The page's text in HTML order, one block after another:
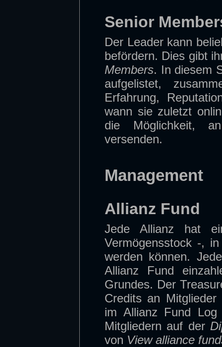
Senior
Der Leader kann
befördern. Dies gibt
Members. In diesem
aufgelistet,
Erfahrung,
wann sie zuletzt
die Möglichkeit,
versenden.
Management
Allianz Fund
Jede Allianz hat
Vermögensstock -,
werden können.
Allianz Fund
Grundes. Der
Credits an
im Allianz Fund
Mitgliedern auf der
von View alliance